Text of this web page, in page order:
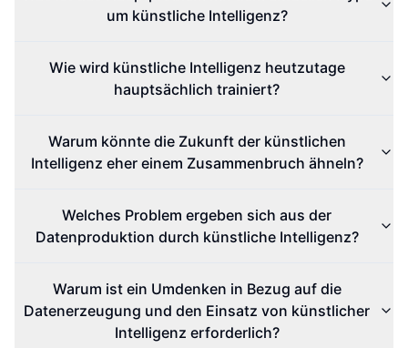
um künstliche Intelligenz?
Wie wird künstliche Intelligenz heutzutage
hauptsächlich trainiert?
Warum könnte die Zukunft der künstlichen
Intelligenz eher einem Zusammenbruch ähneln?
Welches Problem ergeben sich aus der
Datenproduktion durch künstliche Intelligenz?
Warum ist ein Umdenken in Bezug auf die
Datenerzeugung und den Einsatz von künstlicher
Intelligenz erforderlich?